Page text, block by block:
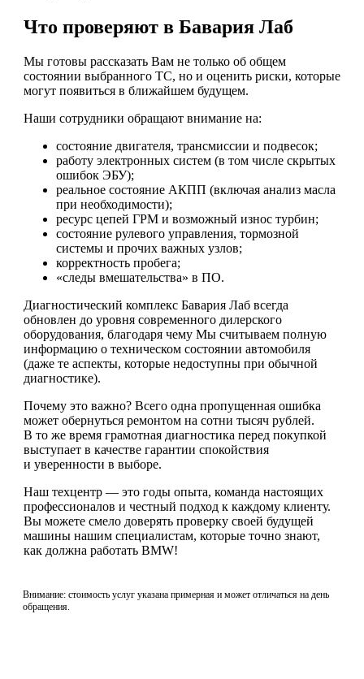
Что проверяют в Бавария Лаб
Мы готовы рассказать Вам не только об общем
состоянии выбранного ТС, но и оценить риски, которые
могут появиться в ближайшем будущем.
Наши сотрудники обращают внимание на:
состояние двигателя, трансмиссии и подвесок;
работу электронных систем (в том числе скрытых
ошибок ЭБУ);
реальное состояние АКПП (включая анализ масла
при необходимости);
ресурс цепей ГРМ и возможный износ турбин;
состояние рулевого управления, тормозной
системы и прочих важных узлов;
корректность пробега;
«следы вмешательства» в ПО.
Диагностический комплекс Бавария Лаб всегда
обновлен до уровня современного дилерского
оборудования, благодаря чему Мы считываем полную
информацию о техническом состоянии автомобиля
(даже те аспекты, которые недоступны при обычной
диагностике).
Почему это важно? Всего одна пропущенная ошибка
может обернуться ремонтом на сотни тысяч рублей.
В то же время грамотная диагностика перед покупкой
выступает в качестве гарантии спокойствия
и уверенности в выборе.
Наш техцентр — это годы опыта, команда настоящих
профессионалов и честный подход к каждому клиенту.
Вы можете смело доверять проверку своей будущей
машины нашим специалистам, которые точно знают,
как должна работать BMW!
Внимание: стоимость услуг указана примерная и может отличаться на день
обращения.